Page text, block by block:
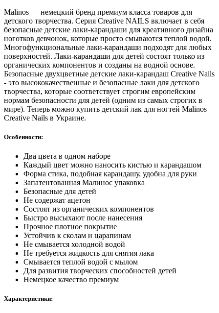
Malinos — немецкий бренд премиум класса товаров для
детского творчества. Серия Creative NAILS включает в себя
безопасные детские лаки-карандаши для креативного дизайна
ноготков девчонок, которые просто смываются теплой водой.
Многофункциональные лаки-карандаши подходят для любых
поверхностей. Лаки-карандаши для детей состоят только из
органических компонентов и созданы на водной основе.
Безопасные двухцветные детские лаки-карандаш Creative Nails
- это высококачественные и безопасные лаки для детского
творчества, которые соответствует строгим европейским
нормам безопасности для детей (одним из самых строгих в
мире). Теперь можно купить детский лак для ногтей Malinos
Creative Nails в Украине.
Особенности:
Два цвета в одном наборе
Каждый цвет можно наносить кистью и карандашом
Форма стика, подобная карандашу, удобна для руки
Запатентованная Малинос упаковка
Безопасные для детей
Не содержат ацетон
Состоят из органических компонентов
Быстро высыхают после нанесения
Прочное плотное покрытие
Устойчив к сколам и царапинам
Не смывается холодной водой
Не требуется жидкость для снятия лака
Смывается теплой водой с мылом
Для развития творческих способностей детей
Немецкое качество премиум
Характеристики: